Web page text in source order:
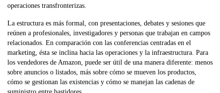
operaciones transfronterizas.
La estructura es más formal, con presentaciones, debates y sesiones que
reúnen a profesionales, investigadores y personas que trabajan en campos
relacionados. En comparación con las conferencias centradas en el
marketing, ésta se inclina hacia las operaciones y la infraestructura. Para
los vendedores de Amazon, puede ser útil de una manera diferente: menos
sobre anuncios o listados, más sobre cómo se mueven los productos,
cómo se gestionan las existencias y cómo se manejan las cadenas de